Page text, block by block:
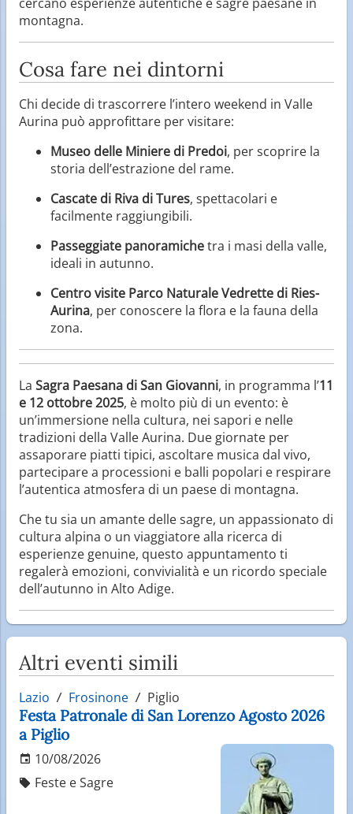
montagna.
Cosa fare nei dintorni
Chi decide di trascorrere l’intero weekend in Valle
Aurina può approfittare per visitare:
Museo delle Miniere di Predoi, per scoprire la
storia dell’estrazione del rame.
Cascate di Riva di Tures, spettacolari e
facilmente raggiungibili.
Passeggiate panoramichetra i masi della valle,
ideali in autunno.
Centro visite Parco Naturale Vedrette di Ries-
Aurina, per conoscere la flora e la fauna della
zona.
La Sagra Paesana di San Giovanni, in programma l’11
e 12 ottobre 2025, è molto più di un evento: è
un’immersione nella cultura, nei sapori e nelle
tradizioni della Valle Aurina. Due giornate per
assaporare piatti tipici, ascoltare musica dal vivo,
partecipare a processioni e balli popolari e respirare
l’autentica atmosfera di un paese di montagna.
Che tu sia un amante delle sagre, un appassionato di
cultura alpina o un viaggiatore alla ricerca di
esperienze genuine, questo appuntamento ti
regalerà emozioni, convivialità e un ricordo speciale
dell’autunno in Alto Adige.
Altri eventi simili
Lazio Frosinone Piglio
Festa Patronale di San Lorenzo Agosto 2026
a Piglio
10/08/2026
Feste e Sagre